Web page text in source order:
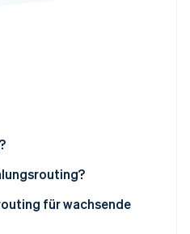
2026
für wachsende